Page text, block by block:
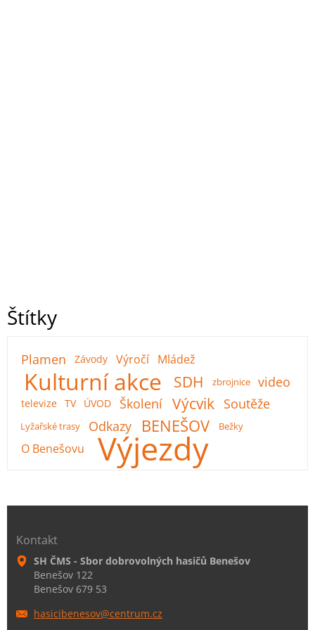
Štítky
Plamen Závody Výročí Mládež
Kulturní akce SDH zbrojnice video
televize TV ÚVOD Školení Výcvik Soutěže
Lyžařské trasy Odkazy BENEŠOV Bežky
O Benešovu Výjezdy
Kontakt
SH ČMS - Sbor dobrovolných hasičů Benešov
Benešov 122
Benešov 679 53
hasicibenesov@centrum.cz